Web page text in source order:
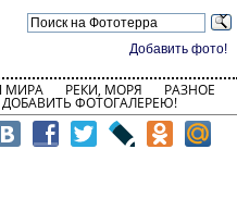
Добавить фото!
МИРА РЕКИ, МОРЯ РАЗНОЕ
ДОБАВИТЬ ФОТОГАЛЕРЕЮ!